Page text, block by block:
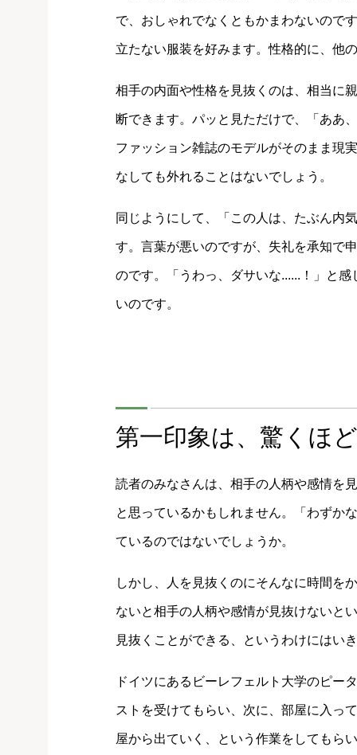
で、おしゃれでなくともかまわないので
立たない服装を好みます。性格的に、他
相手の内面や性格を見抜くのは、相当に
断できます。パッと見ただけで、「ああ
ファッション雑誌のモデルがそのまま現
なしても外れることはないでしょう。
同じようにして、「この人は、たぶん内
す。言葉が悪いのですが、失礼を承知で
のです。「うわっ、ダサいな......！」と
いのです。
第一印象は、驚くほ
読者のみなさんは、相手の人柄や感情を
と思っているかもしれません。「わずか
ているのではないでしょうか。
しかし、人を見抜くのにそんなに時間を
ないと相手の人柄や感情が見抜けないと
見抜くことができる、というわけにはい
ドイツにあるビーレフェルト大学のピー
ストを受けてもらい、次に、部屋に入っ
屋から出ていく、という作業をしてもら